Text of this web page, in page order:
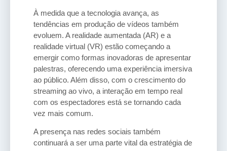
À medida que a tecnologia avança, as
tendências em produção de vídeos também
evoluem. A realidade aumentada (AR) e a
realidade virtual (VR) estão começando a
emergir como formas inovadoras de apresentar
palestras, oferecendo uma experiência imersiva
ao público. Além disso, com o crescimento do
streaming ao vivo, a interação em tempo real
com os espectadores está se tornando cada
vez mais comum.
A presença nas redes sociais também
continuará a ser uma parte vital da estratégia de